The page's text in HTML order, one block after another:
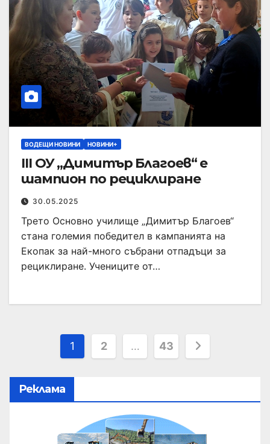
ВОДЕЩИ НОВИНИ НОВИНИ+
III ОУ „Димитър Благоев“ е
шампион по рециклиране
30.05.2025
Трето Основно училище „Димитър Благоев“
стана големия победител в кампанията на
Екопак за най-много събрани отпадъци за
рециклиране. Учениците от…
1 2 … 43
Реклама